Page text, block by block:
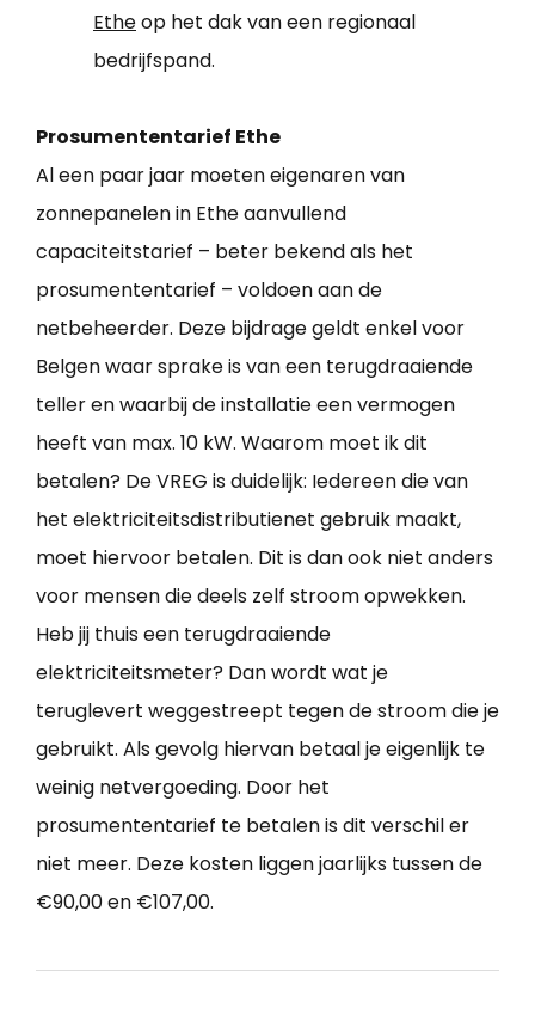
Etheop het dak van een regionaal
bedrijfspand.
Prosumententarief Ethe
Al een paar jaar moeten eigenaren van
zonnepanelen in Ethe aanvullend
capaciteitstarief – beter bekend als het
prosumententarief – voldoen aan de
netbeheerder. Deze bijdrage geldt enkel voor
Belgen waar sprake is van een terugdraaiende
teller en waarbij de installatie een vermogen
heeft van max. 10 kW. Waarom moet ik dit
betalen? De VREG is duidelijk: Iedereen die van
het elektriciteitsdistributienet gebruik maakt,
moet hiervoor betalen. Dit is dan ook niet anders
voor mensen die deels zelf stroom opwekken.
Heb jij thuis een terugdraaiende
elektriciteitsmeter? Dan wordt wat je
teruglevert weggestreept tegen de stroom die je
gebruikt. Als gevolg hiervan betaal je eigenlijk te
weinig netvergoeding. Door het
prosumententarief te betalen is dit verschil er
niet meer. Deze kosten liggen jaarlijks tussen de
€90,00 en €107,00.